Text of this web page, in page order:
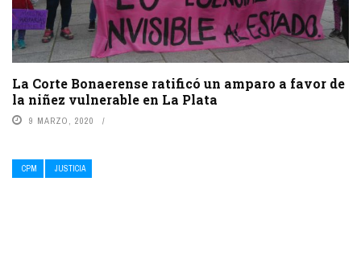
La Corte Bonaerense ratificó un amparo a favor de
la niñez vulnerable en La Plata
9 MARZO, 2020
CPM JUSTICIA